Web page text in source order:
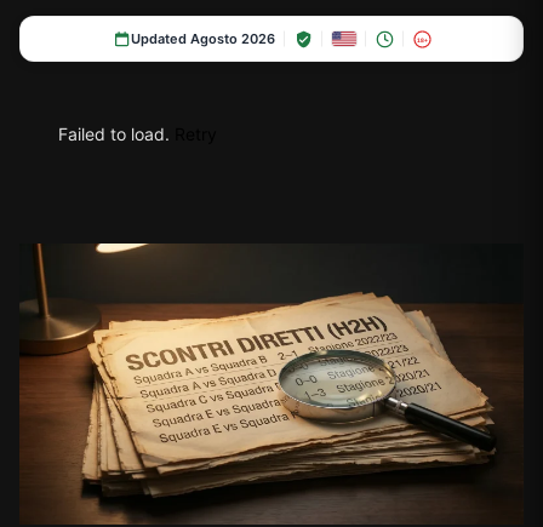
Updated Agosto 2026 18+
Failed to load.